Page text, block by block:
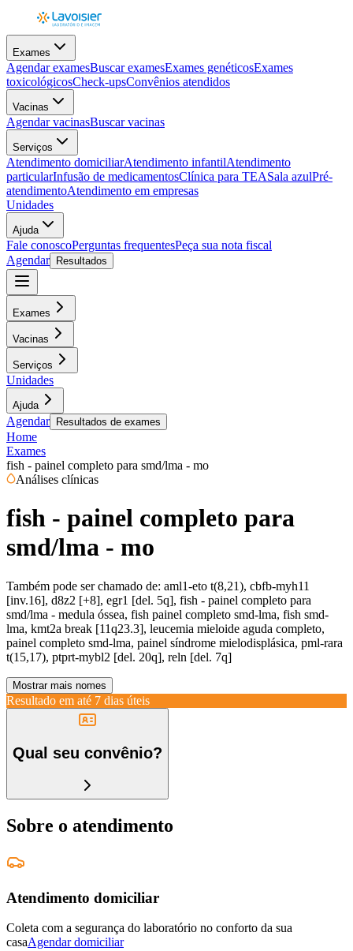
Exames
Agendar examesBuscar examesExames genéticosExames
toxicológicosCheck-upsConvênios atendidos
Vacinas
Agendar vacinasBuscar vacinas
Serviços
Atendimento domiciliarAtendimento infantilAtendimento
particularInfusão de medicamentosClínica para TEASala azulPré-
atendimentoAtendimento em empresas
Unidades
Ajuda
Fale conoscoPerguntas frequentesPeça sua nota fiscal
Agendar
Resultados
Exames
Vacinas
Serviços
Unidades
Ajuda
Agendar Resultados de exames
Home
Exames
fish - painel completo para smd/lma - mo
Análises clínicas
fish - painel completo para
smd/lma - mo
Também pode ser chamado de: aml1-eto t(8,21), cbfb-myh11
[inv.16], d8z2 [+8], egr1 [del. 5q], fish - painel completo para
smd/lma - medula óssea, fish painel completo smd-lma, fish smd-
lma, kmt2a break [11q23.3], leucemia mieloide aguda completo,
painel completo smd-lma, painel síndrome mielodisplásica, pml-rara
t(15,17), ptprt-mybl2 [del. 20q], reln [del. 7q]
Mostrar mais nomes
Resultado em até 7 dias úteis
Qual seu convênio?
Sobre o atendimento
Atendimento domiciliar
Coleta com a segurança do laboratório no conforto da sua
casaAgendar domiciliar